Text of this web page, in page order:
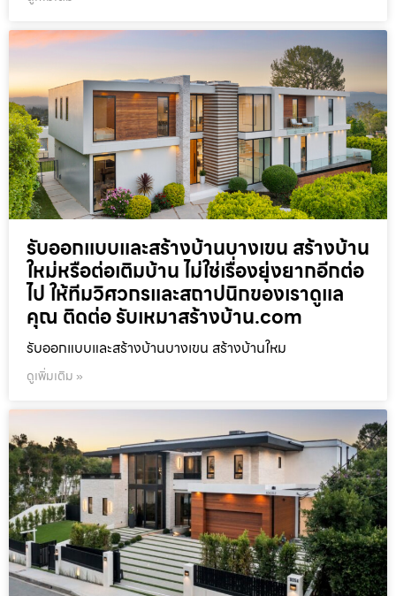
รับออกแบบและสร้างบ้านบางเขน สร้างบ้าน
ใหม่หรือต่อเติมบ้าน ไม่ใช่เรื่องยุ่งยากอีกต่อ
ไป ให้ทีมวิศวกรและสถาปนิกของเราดูแล
คุณ ติดต่อ รับเหมาสร้างบ้าน.com
รับออกแบบและสร้างบ้านบางเขน สร้างบ้านใหม
ดูเพิ่มเติม »